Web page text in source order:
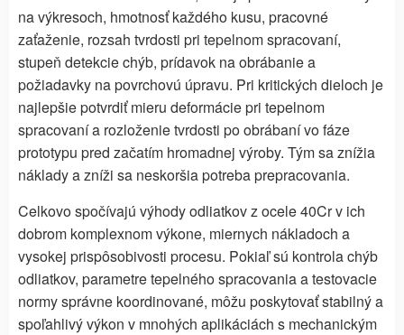
na výkresoch, hmotnosť každého kusu, pracovné
zaťaženie, rozsah tvrdosti pri tepelnom spracovaní,
stupeň detekcie chýb, prídavok na obrábanie a
požiadavky na povrchovú úpravu. Pri kritických dieloch je
najlepšie potvrdiť mieru deformácie pri tepelnom
spracovaní a rozloženie tvrdosti po obrábaní vo fáze
prototypu pred začatím hromadnej výroby. Tým sa znížia
náklady a zníži sa neskoršia potreba prepracovania.
Celkovo spočívajú výhody odliatkov z ocele 40Cr v ich
dobrom komplexnom výkone, miernych nákladoch a
vysokej prispôsobivosti procesu. Pokiaľ sú kontrola chýb
odliatkov, parametre tepelného spracovania a testovacie
normy správne koordinované, môžu poskytovať stabilný a
spoľahlivý výkon v mnohých aplikáciách s mechanickým